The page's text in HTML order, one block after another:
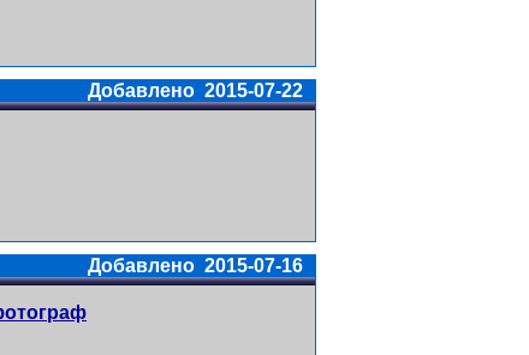
Добавлено 2015-07-22
Добавлено 2015-07-16